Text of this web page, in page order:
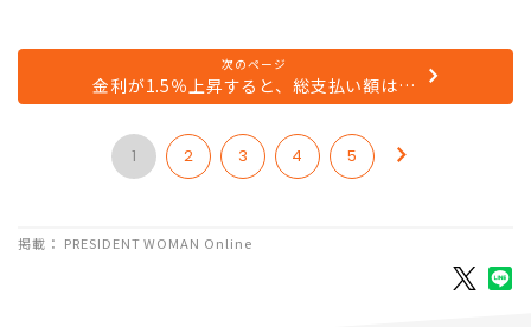
次のページ
金利が1.5％上昇すると、総支払い額は…
1 2 3 4 5
掲載： PRESIDENT WOMAN Online